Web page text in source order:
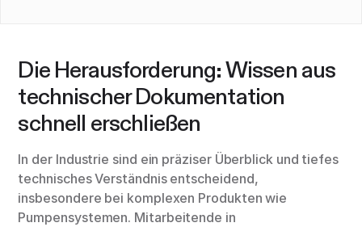
Die Herausforderung: Wissen aus
technischer Dokumentation
schnell erschließen
In der Industrie sind ein präziser Überblick und tiefes
technisches Verständnis entscheidend,
insbesondere bei komplexen Produkten wie
Pumpensystemen. Mitarbeitende in